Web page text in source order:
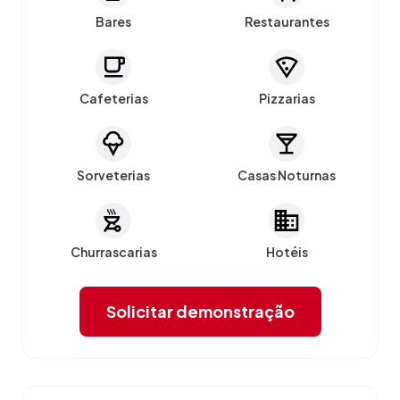
Bares Restaurantes
Cafeterias Pizzarias
Sorveterias Casas Noturnas
Churrascarias Hotéis
Solicitar demonstração